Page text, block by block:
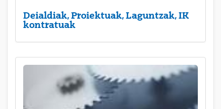
Deialdiak, Proiektuak, Laguntzak, IK
kontratuak